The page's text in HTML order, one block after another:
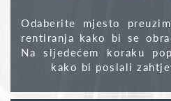
Odaberite mjesto
rentiranja kako bi se
Na sljedećem koraku
kako bi poslali